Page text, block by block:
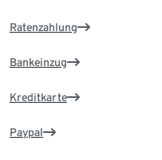
Ratenzahlung
Bankeinzug
Kreditkarte
Paypal